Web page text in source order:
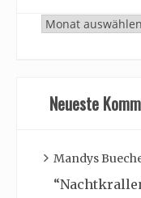
Archiv
Neueste
Mandys